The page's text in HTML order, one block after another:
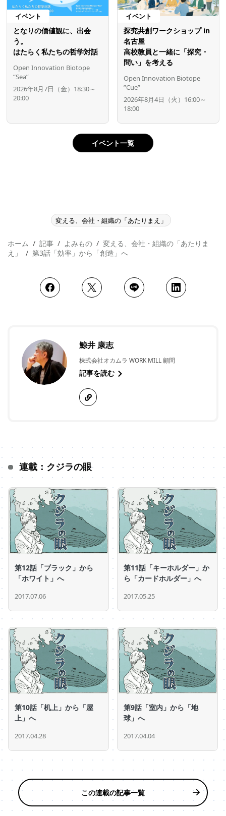
イベント
となりの価値観に、出会
う。
はたらく私たちの哲学対話
Open Innovation Biotope
“Sea”
2026年8月7日（金）18:30～
20:00
イベント
探究共創ワークショップ in
名古屋
高校教員と一緒に「探究・
問い」を考える
Open Innovation Biotope
”Cue”
2026年8月4日（火）16:00～
18:00
イベント一覧
変える、会社・組織の「あたりまえ」
ホーム 記事 よみもの
変える、会社・組織の「あたりま
え」
第3話「効率」から「創造」へ
鯨井 康志
株式会社オカムラ WORK MILL 顧問
記事を読む
連載：クジラの眼
第12話「ブラック」から
「ホワイト」へ
2017.07.06
第11話「キーホルダー」か
ら「カードホルダー」へ
2017.05.25
第10話「机上」から「屋
上」へ
2017.04.28
第9話「室内」から「地
球」へ
2017.04.04
この連載の記事一覧